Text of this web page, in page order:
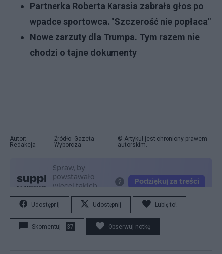
Partnerka Roberta Karasia zabrała głos po
wpadce sportowca. "Szczerość nie popłaca"
Nowe zarzuty dla Trumpa. Tym razem nie
chodzi o tajne dokumenty
Autor:
Redakcja
Źródło: Gazeta
Wyborcza
© Artykuł jest chroniony prawem
autorskim.
Udostępnij Udostępnij Lubię to!
Skomentuj 37 Obserwuj notkę